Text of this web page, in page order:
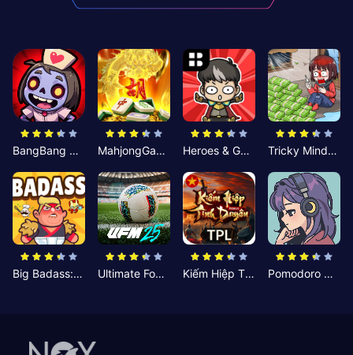
BangBang Zombies:Chiến Shelter MahjongGame Heroes & Gear? Yoink! Tricky Minds: Brainy Puzzle
Big Badass: Game AFK Idle RPG Ultimate Football Manager Kiếm Hiệp Tình Duyên Pomodoro Nhỏ: Giờ Tập Trung